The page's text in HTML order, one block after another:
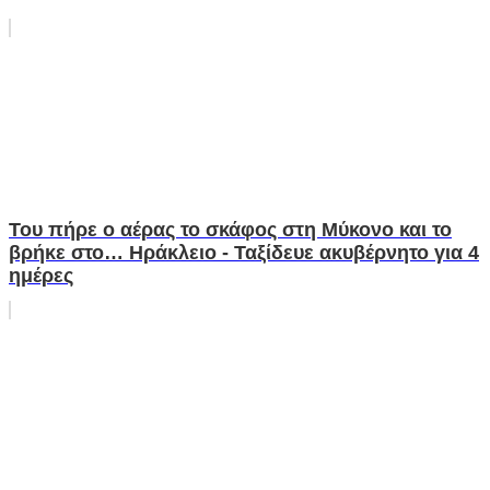
Του πήρε ο αέρας το σκάφος στη Μύκονο και το
βρήκε στο… Ηράκλειο - Ταξίδευε ακυβέρνητο για 4
ημέρες